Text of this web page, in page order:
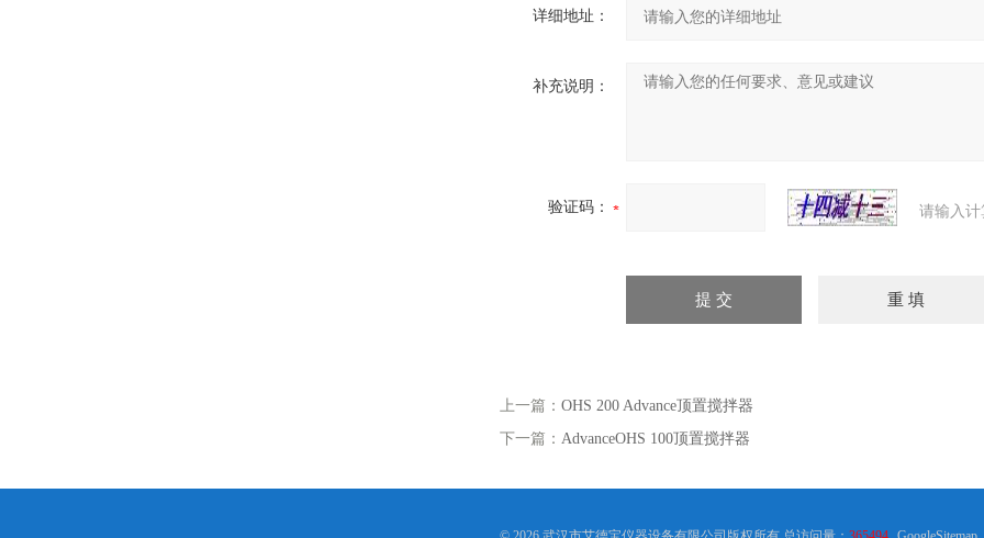
详细地址：
补充说明：
验证码： 请输入
上一篇： OHS 200 Advance顶置搅拌器
下一篇： AdvanceOHS 100顶置搅拌器